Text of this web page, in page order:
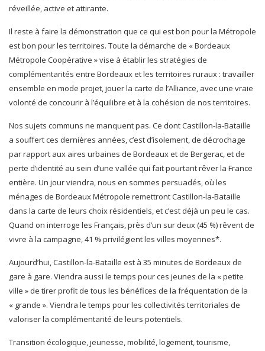
réveillée, active et attirante.
Il reste à faire la démonstration que ce qui est bon pour la Métropole
est bon pour les territoires. Toute la démarche de « Bordeaux
Métropole Coopérative » vise à établir les stratégies de
complémentarités entre Bordeaux et les territoires ruraux : travailler
ensemble en mode projet, jouer la carte de l’Alliance, avec une vraie
volonté de concourir à l’équilibre et à la cohésion de nos territoires.
Nos sujets communs ne manquent pas. Ce dont Castillon-la-Bataille
a souffert ces dernières années, c’est d’isolement, de décrochage
par rapport aux aires urbaines de Bordeaux et de Bergerac, et de
perte d’identité au sein d’une vallée qui fait pourtant rêver la France
entière. Un jour viendra, nous en sommes persuadés, où les
ménages de Bordeaux Métropole remettront Castillon-la-Bataille
dans la carte de leurs choix résidentiels, et c’est déjà un peu le cas.
Quand on interroge les Français, près d’un sur deux (45 %) rêvent de
vivre à la campagne, 41 % privilégient les villes moyennes*.
Aujourd’hui, Castillon-la-Bataille est à 35 minutes de Bordeaux de
gare à gare. Viendra aussi le temps pour ces jeunes de la « petite
ville » de tirer profit de tous les bénéfices de la fréquentation de la
« grande ». Viendra le temps pour les collectivités territoriales de
valoriser la complémentarité de leurs potentiels.
Transition écologique, jeunesse, mobilité, logement, tourisme,